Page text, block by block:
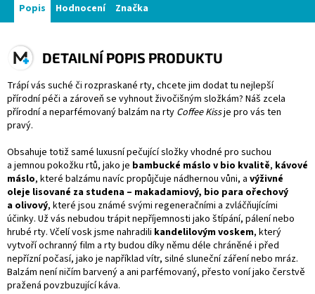
Popis Hodnocení Značka
DETAILNÍ POPIS PRODUKTU
Trápí vás suché či rozpraskané rty, chcete jim dodat tu nejlepší
přírodní péči a zároveň se vyhnout živočišným složkám? Náš zcela
přírodní a neparfémovaný balzám na rty Coffee Kissje pro vás ten
pravý.
Obsahuje totiž samé luxusní pečující složky vhodné pro suchou
a jemnou pokožku rtů, jako je bambucké máslo v bio kvalitě, kávové
máslo, které balzámu navíc propůjčuje nádhernou vůni, a výživné
oleje lisované za studena – makadamiový, bio para ořechový
a olivový, které jsou známé svými regeneračními a zvláčňujícími
účinky. Už vás nebudou trápit nepříjemnosti jako štípání, pálení nebo
hrubé rty. Včelí vosk jsme nahradili kandelilovým voskem, který
vytvoří ochranný film a rty budou díky němu déle chráněné i před
nepřízní počasí, jako je například vítr, silné sluneční záření nebo mráz.
Balzám není ničím barvený a ani parfémovaný, přesto voní jako čerstvě
pražená povzbuzující káva.